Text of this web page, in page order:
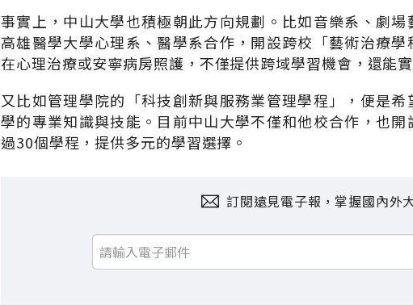
事實上，中山大學也積極朝此方向規劃。比如音樂系、劇
高雄醫學大學心理系、醫學系合作，開設跨校「藝術治療
在心理治療或安寧病房照護，不僅提供跨域學習機會，還能
又比如管理學院的「科技創新與服務業管理學程」，便是
學的專業知識與技能。目前中山大學不僅和他校合作，也
過30個學程，提供多元的學習選擇。
訂閱遠見電子報，掌握國內外